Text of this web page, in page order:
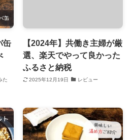
缶
た
【2024年】共働き主婦が厳
選、楽天でやって良かった
ふるさと納税
2025年12月19日 レビュー